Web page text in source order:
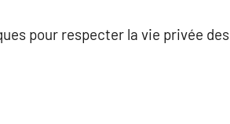
pour respecter la vie privée des